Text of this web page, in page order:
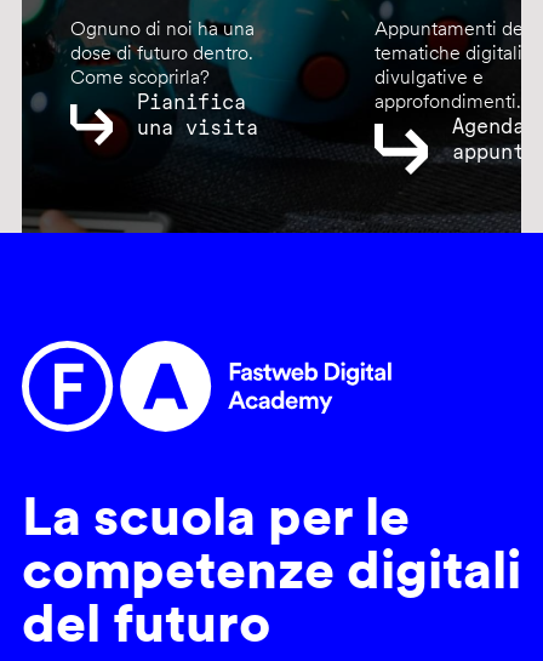
Ognuno di noi ha una
dose di futuro dentro.
Come scoprirla?
Pianifica
una visita
Appuntamenti
tematiche digitali,
divulgative e
approfondimenti.
Agenda
La scuola per le
competenze digitali
del futuro